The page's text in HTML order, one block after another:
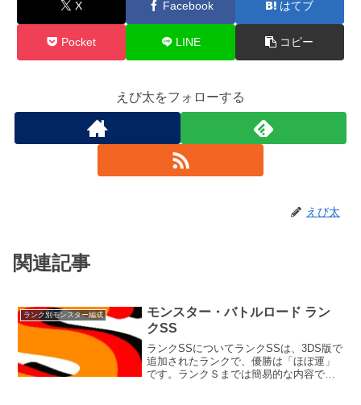
X Facebook はてブ
Pocket LINE コピー
えび太をフォローする
えび太
関連記事
ランク別モンスター編成
モンスター・バトルロード ラン
クSS
ランクSSについてランクSSは、3DS版で
追加されたランクで、優勝は「ほぼ運」
です。ランクＳまでは簡易的な内容でし